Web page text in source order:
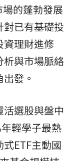
的蓬勃發展
已有基礎投
資理財進修
析與市場脈絡
發。
選股與盤中
輕學子最熱
ETF主動國